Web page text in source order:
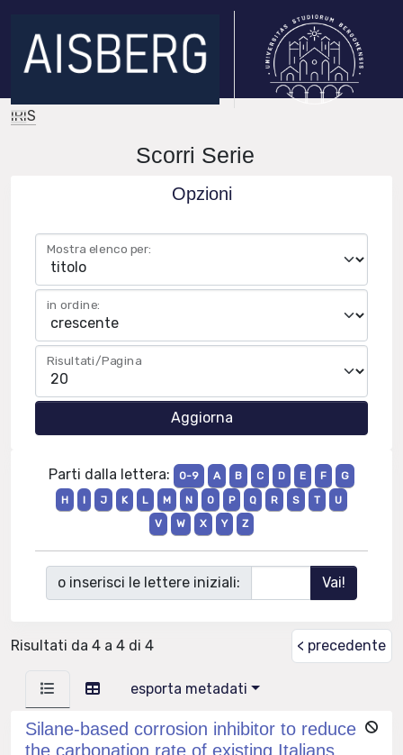
IRIS
Scorri Serie
Opzioni
Mostra elenco per:
in ordine:
Risultati/Pagina
Parti dalla lettera: 0-9 A B C D E F
G
H
I J K L M N O P Q R S T
U
V
W X Y Z
o inserisci le lettere iniziali:
Risultati da 4 a 4 di 4 < precedente
esporta metadati
Silane-based corrosion inhibitor to reduce
the carbonation rate of existing Italians